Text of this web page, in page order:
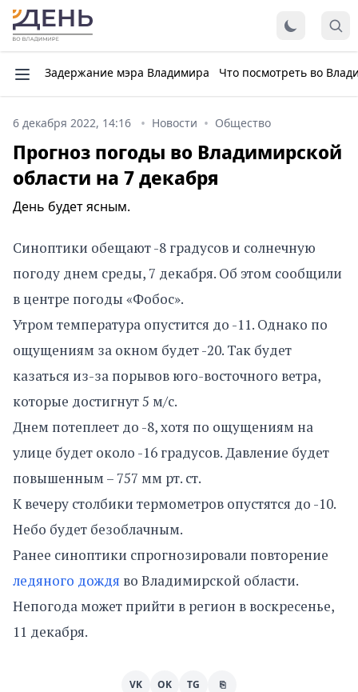
Задержание мэра Владимира Что посмотреть во
6 декабря 2022, 14:16 Новости Общество
Прогноз погоды во Владимирской
области на 7 декабря
День будет ясным.
Синоптики обещают -8 градусов и солнечную
погоду днем среды, 7 декабря. Об этом сообщили
в центре погоды «Фобос».
Утром температура опустится до -11. Однако по
ощущениям за окном будет -20. Так будет
казаться из-за порывов юго-восточного ветра,
которые достигнут 5 м/с.
Днем потеплеет до -8, хотя по ощущениям на
улице будет около -16 градусов. Давление будет
повышенным – 757 мм рт. ст.
К вечеру столбики термометров опустятся до -10.
Небо будет безоблачным.
Ранее синоптики спрогнозировали повторение
ледяного дождя во Владимирской области.
Непогода может прийти в регион в воскресенье,
11 декабря.
VK OK TG ⎘